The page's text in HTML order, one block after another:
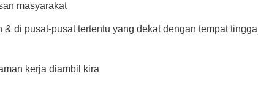
masyarakat
di pusat-pusat tertentu yang dekat dengan tempat tinggal
kerja diambil kira